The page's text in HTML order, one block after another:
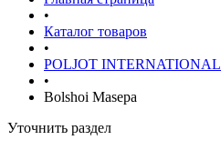
•
Каталог товаров
•
POLJOT INTERNATIONAL
•
Bolshoi Masepa
Уточнить раздел